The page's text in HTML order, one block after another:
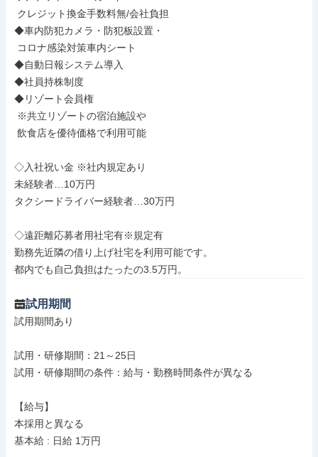
◆車内防犯カメラ・防犯板設置・
◆自動日報システム導入
◆社員持株制度
◆リゾート会員権
◇入社祝い金 ※社内規定あり
未経験者…10万円
タクシードライバー経験者…30万円
◇遠距離応募者用社宅有※規定有
勤務先近隣の借り上げ社宅を利用可能です。
都内でも自己負担はたったの3.5万円。
試用期間
試用期間あり
試用・研修期間：21～25日
試用・研修期間の条件：給与・勤務時間条件が異なる
【給与】
本採用と異なる
基本給 : 日給 1万円